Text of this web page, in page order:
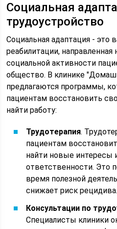
Социальная
трудоустройство
Социальная адаптация - это
реабилитации, направленная
социальной активности
общество. В клинике
предлагаются программы,
пациентам восстановить
найти работу:
Трудотерапия.
пациентам
найти новые интересы
ответственности. Это
время полезной
снижает риск рецидива.
Консультации по
Специалисты клиники